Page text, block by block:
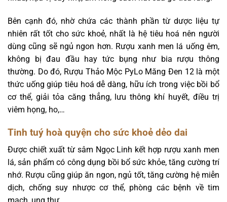
Bên cạnh đó, nhờ chứa các thành phần từ dược liệu tự
nhiên rất tốt cho sức khoẻ, nhất là hệ tiêu hoá nên người
dùng cũng sẽ ngủ ngon hơn. Rượu xanh men lá uống êm,
không bị đau đầu hay tức bụng như bia rượu thông
thường. Do đó, Rượu Thảo Mộc PyLo Măng Đen 12 là một
thức uống giúp tiêu hoá dễ dàng, hữu ích trong việc bồi bổ
cơ thể, giải tỏa căng thẳng, lưu thông khí huyết, điều trị
viêm họng, ho,…
Tinh tuý hoà quyện cho sức khoẻ dẻo dai
Được chiết xuất từ sâm Ngọc Linh kết hợp rượu xanh men
lá, sản phẩm có công dụng bồi bổ sức khỏe, tăng cường trí
nhớ. Rượu cũng giúp ăn ngon, ngủ tốt, tăng cường hệ miễn
dịch, chống suy nhược cơ thể, phòng các bệnh về tim